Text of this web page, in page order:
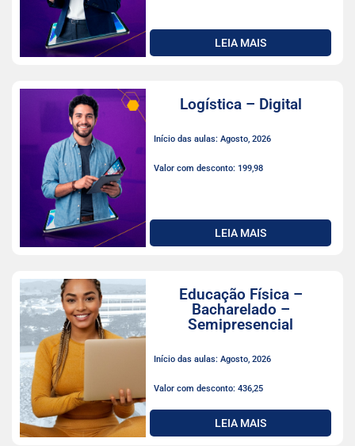
LEIA MAIS
Logística – Digital
Início das aulas: Agosto, 2026
Valor com desconto: 199,98
LEIA MAIS
Educação Física –
Bacharelado –
Semipresencial
Início das aulas: Agosto, 2026
Valor com desconto: 436,25
LEIA MAIS